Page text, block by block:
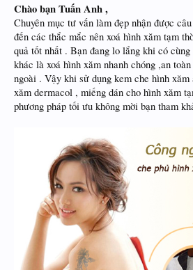
Chào bạn Tuấn Anh ,
Chuyên mục tư vấn làm đẹp nhận được
đến các thắc mắc nên xoá hình xăm tạm
quả tốt nhất . Bạn đang lo lắng khi có
khác là xoá hình xăm nhanh chóng ,an
ngoài . Vậy khi sử dụng kem che hình
xăm dermacol , miếng dán cho hình xăm
phương pháp tối ưu không mời bạn tham